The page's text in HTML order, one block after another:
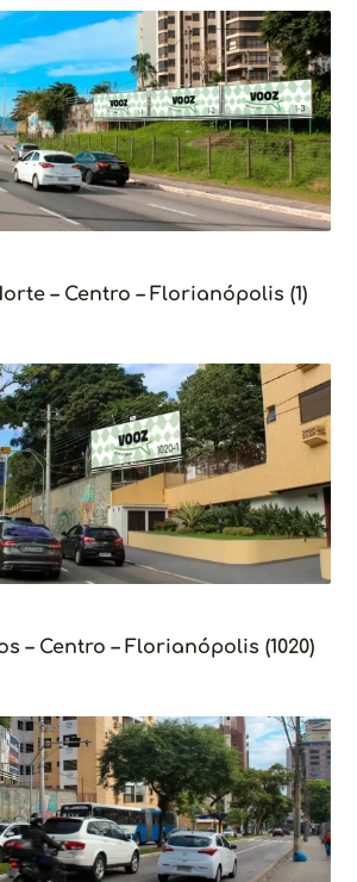
– Centro – Florianópolis (1)
– Centro – Florianópolis (1020)